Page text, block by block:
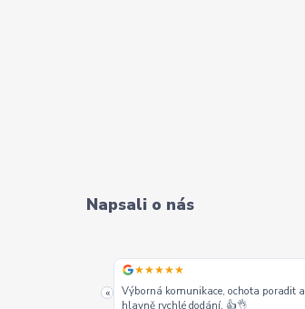
Napsali o nás
«
★★★★★
Výborná komunikace, ochota poradit a
hlavně rychlé dodání. 👍👌